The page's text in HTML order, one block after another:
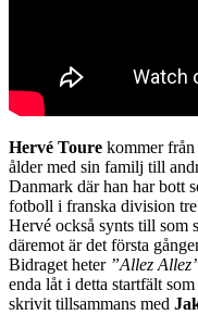
Hervé Toure kommer
ålder med sin familj till
Danmark där han har bott
fotboll i franska division
Hervé också synts till som
däremot är det första
Bidraget heter ”Allez
enda låt i detta startfält
skrivit tillsammans med